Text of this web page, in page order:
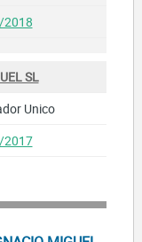
SL
Unico